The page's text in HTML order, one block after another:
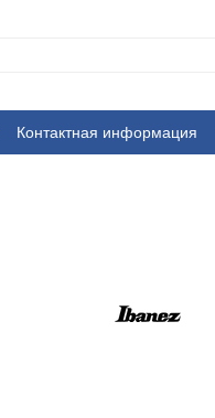
Контактная информация